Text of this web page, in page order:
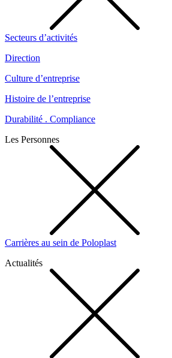
Secteurs d’activités
Direction
Culture d’entreprise
Histoire de l’entreprise
Durabilité . Compliance
Les Personnes
Carrières au sein de Poloplast
Actualités